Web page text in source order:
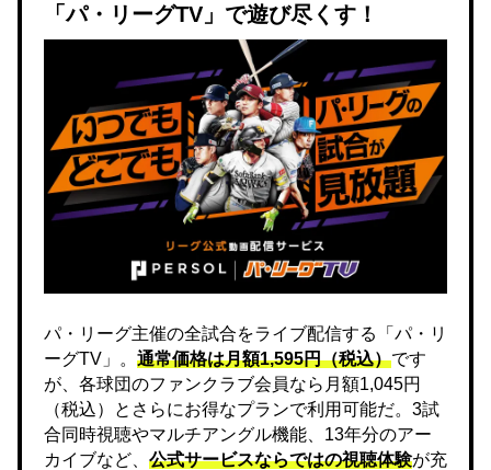
「パ・リーグTV」で遊び尽くす！
パ・リーグ主催の全試合をライブ配信する「パ・リ
ーグTV」。 通常価格は月額1,595円（税込）です
が、各球団のファンクラブ会員なら月額1,045円
（税込）とさらにお得なプランで利用可能だ。3試
合同時視聴やマルチアングル機能、13年分のアー
カイブなど、 公式サービスならではの視聴体験が充